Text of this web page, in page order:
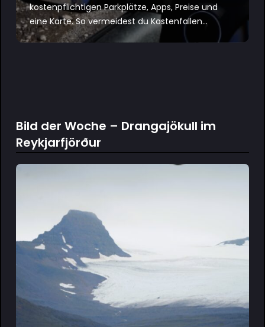
kostenpflichtigen Parkplätze, Apps, Preise und
eine Karte. So vermeidest du Kostenfallen...
Bild der Woche – Drangajökull im
Reykjarfjörður